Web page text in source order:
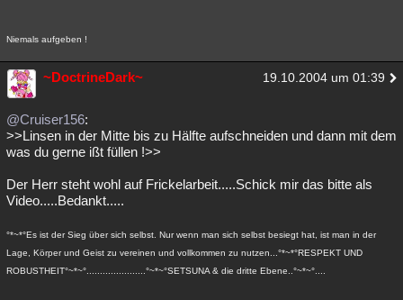
Niemals aufgeben !
~DoctrineDark~ 19.10.2004 um 01:39
@Cruiser156:
>>Linsen in der Mitte bis zu Hälfte aufschneiden und dann mit dem
was du gerne ißt füllen !>>
Der Herr steht wohl auf Frickelarbeit.....Schick mir das bitte als
Video.....Bedankt.....
°*~*°Es ist der Sieg über sich selbst. Nur wenn man sich selbst besiegt hat, ist man in der
Lage, Körper und Geist zu vereinen und vollkommen zu nutzen...°*~*°RESPEKT UND
ROBUSTHEIT°~*~°......................°~*~°SETSUNA & die dritte Ebene..°~*~°....